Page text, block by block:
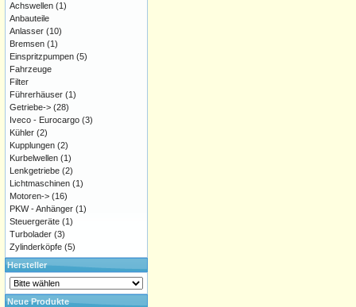
Achswellen (1)
Anbauteile
Anlasser (10)
Bremsen (1)
Einspritzpumpen (5)
Fahrzeuge
Filter
Führerhäuser (1)
Getriebe-> (28)
Iveco - Eurocargo (3)
Kühler (2)
Kupplungen (2)
Kurbelwellen (1)
Lenkgetriebe (2)
Lichtmaschinen (1)
Motoren-> (16)
PKW - Anhänger (1)
Steuergeräte (1)
Turbolader (3)
Zylinderköpfe (5)
Hersteller
Neue Produkte